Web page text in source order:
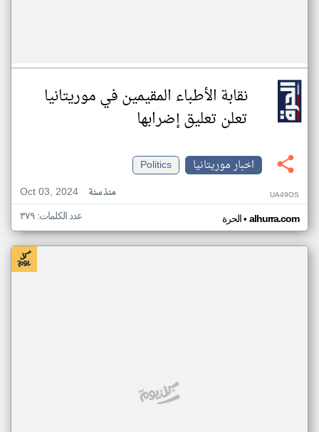
نقابة الأطباء المقيمين في موريتانيا
تعلن تعليق إضرابها
اخبار موريتانيا
Politics
Oct 03, 2024
منذ سنة UA49OS
الحرة• alhurra.com عدد الكلمات: ٣٧٩